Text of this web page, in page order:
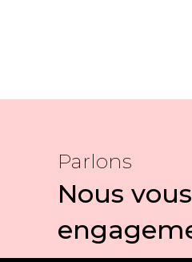
Parlons
Nous